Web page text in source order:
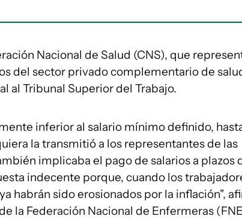
Nacional de Salud (CNS), que
del sector privado complementario de
al Tribunal Superior del Trabajo.
inferior al salario mínimo definido,
la transmitió a los representantes de las
implicaba el pago de salarios a plazos
indecente porque, cuando los
habrán sido erosionados por la inflación",
la Federación Nacional de Enfermeras